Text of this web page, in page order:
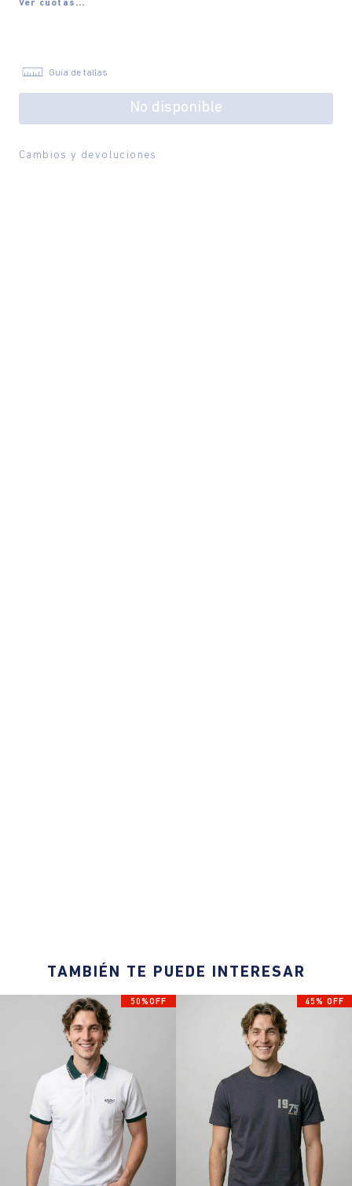
Ver cuotas...
Guía de tallas
No disponible
Cambios y devoluciones
TAMBIÉN TE PUEDE INTERESAR
50%OFF 45% OFF